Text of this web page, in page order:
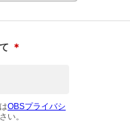
＊
OBSプライバシ
い。